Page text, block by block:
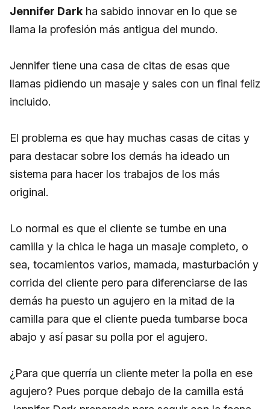
Jennifer Dark ha sabido innovar en lo que se
llama la profesión más antigua del mundo.
Jennifer tiene una casa de citas de esas que
llamas pidiendo un masaje y sales con un final feliz
incluido.
El problema es que hay muchas casas de citas y
para destacar sobre los demás ha ideado un
sistema para hacer los trabajos de los más
original.
Lo normal es que el cliente se tumbe en una
camilla y la chica le haga un masaje completo, o
sea, tocamientos varios, mamada, masturbación y
corrida del cliente pero para diferenciarse de las
demás ha puesto un agujero en la mitad de la
camilla para que el cliente pueda tumbarse boca
abajo y así pasar su polla por el agujero.
¿Para que querría un cliente meter la polla en ese
agujero? Pues porque debajo de la camilla está